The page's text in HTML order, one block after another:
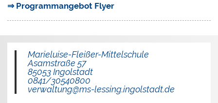
⇒ Programmangebot Flyer
Marieluise-Fleißer-Mittelschule
Asamstraße 57
85053 Ingolstadt
0841/30540800
verwaltung@ms-lessing.ingolstadt.de